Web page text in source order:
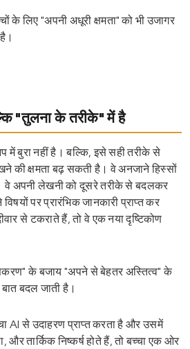
के लिए "अपनी अधूरी क्षमता" को भी उजागर
"तुलना के तरीके" में है
में बुरा नहीं है। बल्कि, इसे सही तरीके से
की क्षमता बढ़ सकती है। वे अनजाने हिस्सों
वे अपनी लेखनी को दूसरे तरीके से बदलकर
पर प्रारंभिक जानकारी प्राप्त कर
से टकराते हैं, तो वे एक नया दृष्टिकोण
के बजाय "अपने से बेहतर अस्तित्व" के
बदल जाती है।
AI से उदाहरण प्राप्त करता है और उसमें
और तार्किक निष्कर्ष होते हैं, तो बच्चा एक ओर